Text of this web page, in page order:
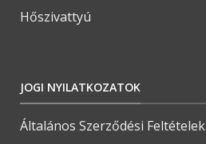
Hőszivattyú
JOGI NYILATKOZATOK
Általános Szerződési Feltételek